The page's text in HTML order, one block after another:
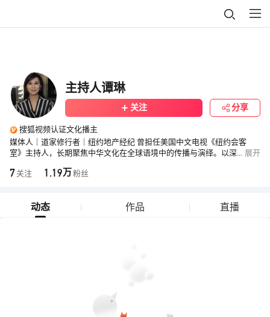
主持人谭琳
关注 分享
搜狐视频认证文化播主
... 展开
媒体人｜道家修行者｜纽约地产经纪 曾担任美国中文电视《纽约会客
室》主持人，长期聚焦中华文化在全球语境中的传播与演绎。以深
修行而行，关注精神文明与当代表达的融合，秉持“以文化化人”的理念，
7 关注 1.19万 粉丝
动态 作品 直播